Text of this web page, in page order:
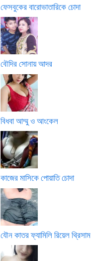
ফেসবুকের বারোভাতারিকে চোদা
বৌদির সোনায় আদর
বিধবা আম্মু ও আংকেল
কাজের মাসিকে পোয়াতি চোদা
যৌন কাতর ফ্যামিলি রিয়েল থ্রিসাম